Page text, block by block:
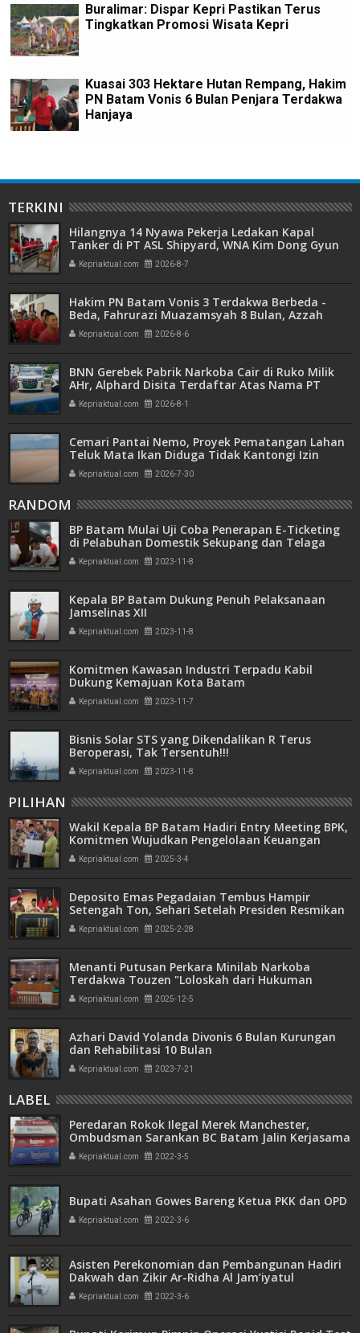
Buralimar: Dispar Kepri Pastikan Terus
Tingkatkan Promosi Wisata Kepri
Kuasai 303 Hektare Hutan Rempang, Hakim
PN Batam Vonis 6 Bulan Penjara Terdakwa
Hanjaya
TERKINI
Hilangnya 14 Nyawa Pekerja Ledakan Kapal
Tanker di PT ASL Shipyard, WNA Kim Dong Gyun
Hanya Dituntut 1 Tahun 6 Bulan
Kepriaktual.com 2026-8-7
Hakim PN Batam Vonis 3 Terdakwa Berbeda -
Beda, Fahrurazi Muazamsyah 8 Bulan, Azzah
Azzurah dan Risma Divonis 2 Tahun 6 Bulan
Kepriaktual.com 2026-8-6
BNN Gerebek Pabrik Narkoba Cair di Ruko Milik
AHr, Alphard Disita Terdaftar Atas Nama PT
Mitra Usaha Properti
Kepriaktual.com 2026-8-1
Cemari Pantai Nemo, Proyek Pematangan Lahan
Teluk Mata Ikan Diduga Tidak Kantongi Izin
Amdal
Kepriaktual.com 2026-7-30
RANDOM
BP Batam Mulai Uji Coba Penerapan E-Ticketing
di Pelabuhan Domestik Sekupang dan Telaga
Punggur
Kepriaktual.com 2023-11-8
Kepala BP Batam Dukung Penuh Pelaksanaan
Jamselinas XII
Kepriaktual.com 2023-11-8
Komitmen Kawasan Industri Terpadu Kabil
Dukung Kemajuan Kota Batam
Kepriaktual.com 2023-11-7
Bisnis Solar STS yang Dikendalikan R Terus
Beroperasi, Tak Tersentuh!!!
Kepriaktual.com 2023-11-8
PILIHAN
Wakil Kepala BP Batam Hadiri Entry Meeting BPK,
Komitmen Wujudkan Pengelolaan Keuangan
Transparan dan Akuntabel
Kepriaktual.com 2025-3-4
Deposito Emas Pegadaian Tembus Hampir
Setengah Ton, Sehari Setelah Presiden Resmikan
Bank Emas
Kepriaktual.com 2025-2-28
Menanti Putusan Perkara Minilab Narkoba
Terdakwa Touzen "Loloskah dari Hukuman
Seumur Hidup atau Mati"
Kepriaktual.com 2025-12-5
Azhari David Yolanda Divonis 6 Bulan Kurungan
dan Rehabilitasi 10 Bulan
Kepriaktual.com 2023-7-21
LABEL
Peredaran Rokok Ilegal Merek Manchester,
Ombudsman Sarankan BC Batam Jalin Kerjasama
dengan KPK
Kepriaktual.com 2022-3-5
Bupati Asahan Gowes Bareng Ketua PKK dan OPD
Kepriaktual.com 2022-3-6
Asisten Perekonomian dan Pembangunan Hadiri
Dakwah dan Zikir Ar-Ridha Al Jam’iyatul
Washliyah
Kepriaktual.com 2022-3-6